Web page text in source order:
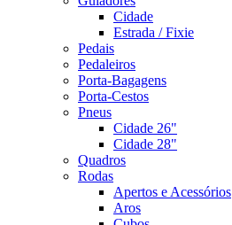
Cidade
Estrada / Fixie
Pedais
Pedaleiros
Porta-Bagagens
Porta-Cestos
Pneus
Cidade 26"
Cidade 28"
Quadros
Rodas
Apertos e Acessórios
Aros